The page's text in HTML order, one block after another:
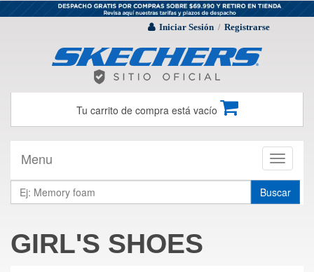
Iniciar Sesión / Registrarse
Tu carrito de compra está vacío
Toggle
Menu
Buscar
GIRL'S SHOES